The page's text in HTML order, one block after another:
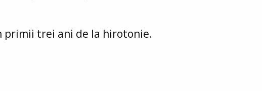
trei ani de la hirotonie.